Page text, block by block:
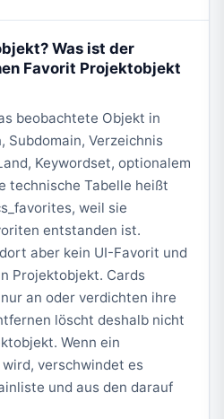
Was ist der
Favorit Projektobjekt
beobachtete Objekt in
Subdomain, Verzeichnis
Keywordset, optionalem
technische Tabelle heißt
weil sie
entstanden ist.
aber kein UI-Favorit und
Projektobjekt. Cards
an oder verdichten ihre
löscht deshalb nicht
Wenn ein
verschwindet es
und aus den darauf